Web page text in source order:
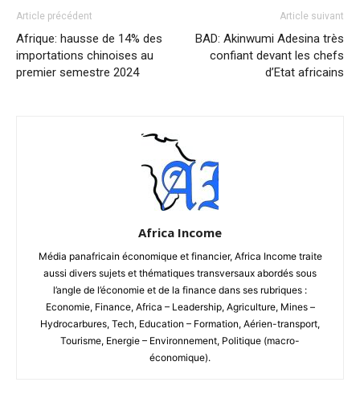
Article précédent
Afrique: hausse de 14% des
importations chinoises au
premier semestre 2024
Article suivant
BAD: Akinwumi Adesina très
confiant devant les chefs
d’Etat africains
Africa Income
Média panafricain économique et financier, Africa Income traite
aussi divers sujets et thématiques transversaux abordés sous
l’angle de l’économie et de la finance dans ses rubriques :
Economie, Finance, Africa – Leadership, Agriculture, Mines –
Hydrocarbures, Tech, Education – Formation, Aérien-transport,
Tourisme, Energie – Environnement, Politique (macro-
économique).